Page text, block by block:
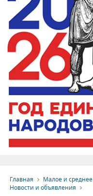
Главная
Малое и
Новости и объявления